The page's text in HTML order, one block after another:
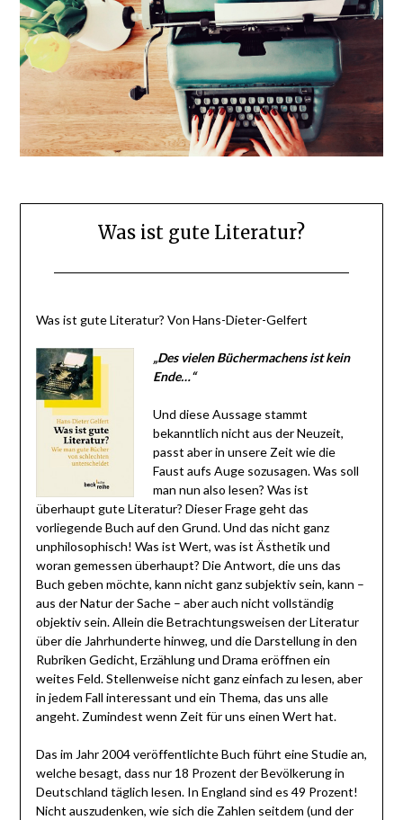
Was ist gute Literatur?
8.
Was ist gute Literatur? Von Hans-Dieter-Gelfert
„Des vielen Büchermachens ist kein
Ende…“
Und diese Aussage stammt
bekanntlich nicht aus der Neuzeit,
passt aber in unsere Zeit wie die
Faust aufs Auge sozusagen. Was soll
man nun also lesen? Was ist
überhaupt gute Literatur? Dieser Frage geht das
vorliegende Buch auf den Grund. Und das nicht ganz
unphilosophisch! Was ist Wert, was ist Ästhetik und
woran gemessen überhaupt? Die Antwort, die uns das
Buch geben möchte, kann nicht ganz subjektiv sein, kann –
aus der Natur der Sache – aber auch nicht vollständig
objektiv sein. Allein die Betrachtungsweisen der Literatur
über die Jahrhunderte hinweg, und die Darstellung in den
Rubriken Gedicht, Erzählung und Drama eröffnen ein
weites Feld. Stellenweise nicht ganz einfach zu lesen, aber
in jedem Fall interessant und ein Thema, das uns alle
angeht. Zumindest wenn Zeit für uns einen Wert hat.
Das im Jahr 2004 veröffentlichte Buch führt eine Studie an,
welche besagt, dass nur 18 Prozent der Bevölkerung in
Deutschland täglich lesen. In England sind es 49 Prozent!
Nicht auszudenken, wie sich die Zahlen seitdem (und der